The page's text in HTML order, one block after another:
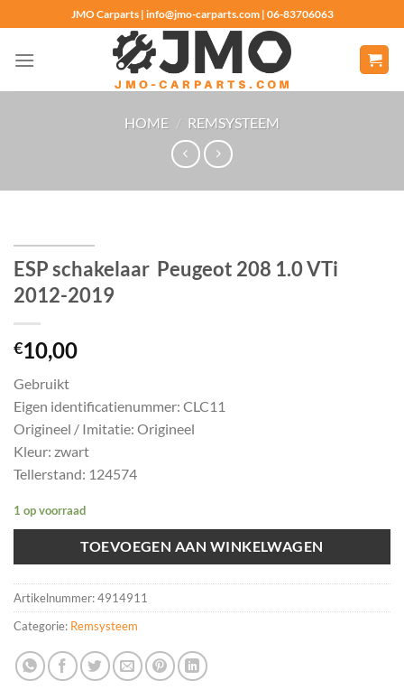
naar
inhoud
JMO Carparts | info@jmo-carparts.com | 06-83706063
HOME / REMSYSTEEM
ESP schakelaar Peugeot 208 1.0 VTi
2012-2019
€10,00
Gebruikt
Eigen identificatienummer: CLC11
Origineel / Imitatie: Origineel
Kleur: zwart
Tellerstand: 124574
1 op voorraad
TOEVOEGEN AAN WINKELWAGEN
Artikelnummer:4914911
Categorie: Remsysteem